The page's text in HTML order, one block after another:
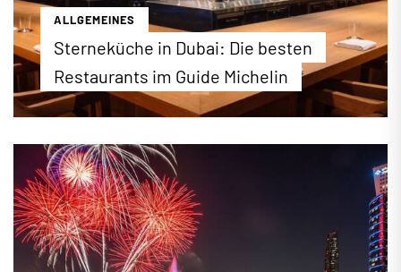
ALLGEMEINES
Sterneküche in Dubai: Die besten
Restaurants im Guide Michelin
Eine Stadt, die nie aufhört zu überraschen: Dubai
und die Bestenliste des Guide Michelin in Dubai
beweist es eindrucksvoll. Erstmals tragen gleich
zwei Restaurants die begehrten drei Sterne. Die
komplette Bestenliste finden Sie auf dubai.de.
...mehr erfahren